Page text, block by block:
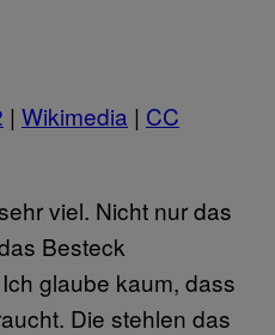
| Wikimedia | CC
viel. Nicht nur das
Besteck
glaube kaum, dass
Die stehlen das